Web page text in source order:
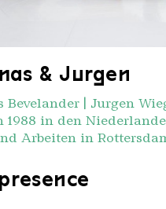
& Jurgen
Bevelander | Jurgen
1988 in den
Arbeiten in